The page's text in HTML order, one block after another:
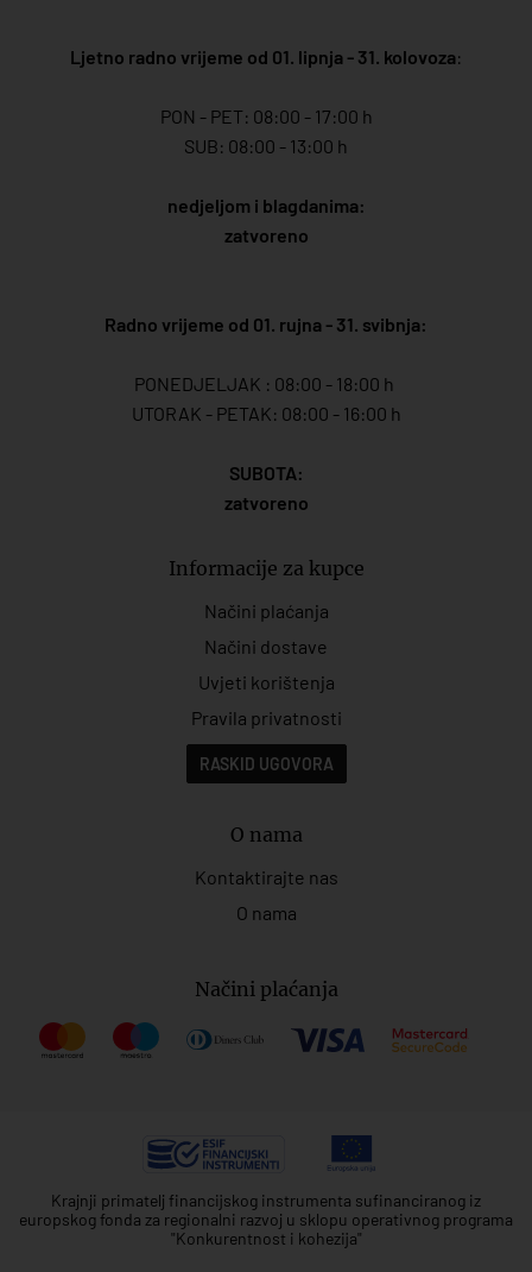
Ljetno radno vrijeme od 01. lipnja - 31. kolovoza:
PON - PET: 08:00 - 17:00 h
SUB: 08:00 - 13:00 h
nedjeljom i blagdanima:
zatvoreno
Radno vrijeme od 01. rujna - 31. svibnja:
PONEDJELJAK : 08:00 - 18:00 h
UTORAK - PETAK: 08:00 - 16:00 h
SUBOTA:
zatvoreno
Informacije za kupce
Načini plaćanja
Načini dostave
Uvjeti korištenja
Pravila privatnosti
RASKID UGOVORA
O nama
Kontaktirajte nas
O nama
Načini plaćanja
Krajnji primatelj financijskog instrumenta sufinanciranog iz
europskog fonda za regionalni razvoj u sklopu operativnog programa
"Konkurentnost i kohezija"